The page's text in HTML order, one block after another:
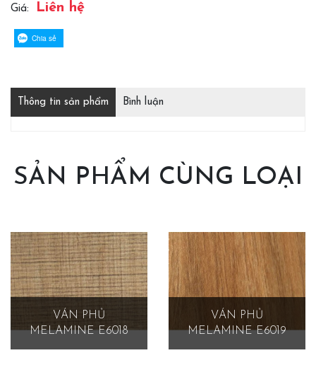
Giá: Liên hệ
Chia sẻ
Thông tin sản phẩm Bình luận
SẢN PHẨM CÙNG LOẠI
VÁN PHỦ
MELAMINE E6018
VÁN PHỦ
MELAMINE E6019